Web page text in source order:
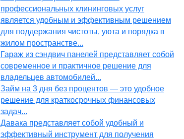
профессиональных клининговых услуг
является удобным и эффективным решением
для поддержания чистоты, уюта и порядка в
жилом пространстве...
Гараж из сэндвич панелей представляет собой
современное и практичное решение для
владельцев автомобилей...
Займ на 3 дня без процентов — это удобное
решение для краткосрочных финансовых
задач...
Давака представляет собой удобный и
эффективный инструмент для получения